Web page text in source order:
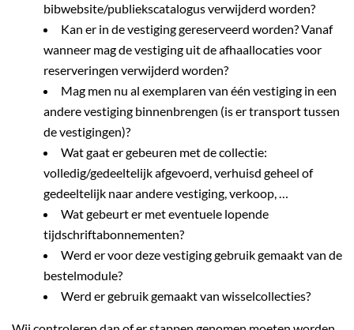
bibwebsite/publiekscatalogus verwijderd worden?
Kan er in de vestiging gereserveerd worden? Vanaf
wanneer mag de vestiging uit de afhaallocaties voor
reserveringen verwijderd worden?
Mag men nu al exemplaren van één vestiging in een
andere vestiging binnenbrengen (is er transport tussen
de vestigingen)?
Wat gaat er gebeuren met de collectie:
volledig/gedeeltelijk afgevoerd, verhuisd geheel of
gedeeltelijk naar andere vestiging, verkoop, …
Wat gebeurt er met eventuele lopende
tijdschriftabonnementen?
Werd er voor deze vestiging gebruik gemaakt van de
bestelmodule?
Werd er gebruik gemaakt van wisselcollecties?